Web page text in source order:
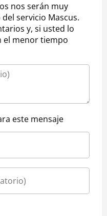
nos serán muy
servicio Mascus.
y, si usted lo
el menor tiempo
este mensaje